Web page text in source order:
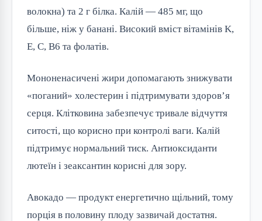
волокна) та 2 г білка. Калій — 485 мг, що
більше, ніж у банані. Високий вміст вітамінів K,
E, C, B6 та фолатів.
Мононенасичені жири допомагають знижувати
«поганий» холестерин і підтримувати здоров’я
серця. Клітковина забезпечує тривале відчуття
ситості, що корисно при контролі ваги. Калій
підтримує нормальний тиск. Антиоксиданти
лютеїн і зеаксантин корисні для зору.
Авокадо — продукт енергетично щільний, тому
порція в половину плоду зазвичай достатня.